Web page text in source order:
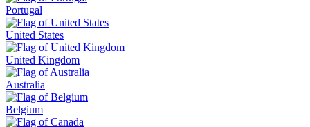
Portugal
United States
United Kingdom
Australia
Belgium